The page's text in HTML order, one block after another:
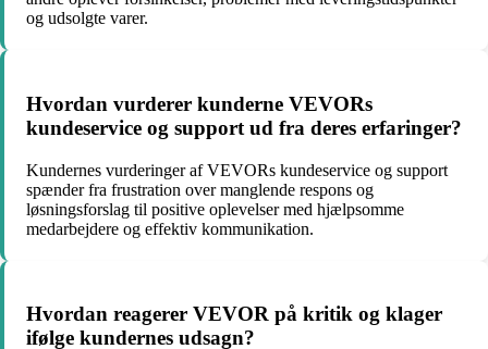
og udsolgte varer.
Hvordan vurderer kunderne VEVORs
kundeservice og support ud fra deres erfaringer?
Kundernes vurderinger af VEVORs kundeservice og support
spænder fra frustration over manglende respons og
løsningsforslag til positive oplevelser med hjælpsomme
medarbejdere og effektiv kommunikation.
Hvordan reagerer VEVOR på kritik og klager
ifølge kundernes udsagn?